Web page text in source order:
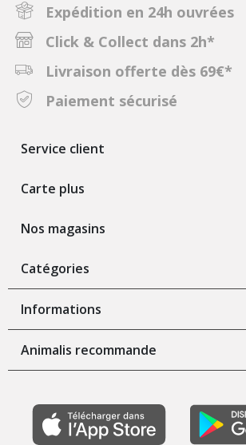
Expédition en 24h ouvrées
Click & Collect dans 2h*
Livraison offerte dès 69€*
Paiement sécurisé
Service client
Carte plus
Nos magasins
Catégories
Informations
Animalis recommande